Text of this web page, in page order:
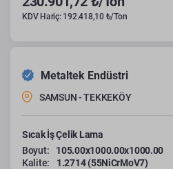
KDV Hariç: 192.418,10 ₺/Ton
Metaltek Endüstri
SAMSUN - TEKKEKÖY
Sıcak İş Çelik Lama
Boyut:
105.00x1000.00x1000.00
Kalite:
1.2714 (55NiCrMoV7)